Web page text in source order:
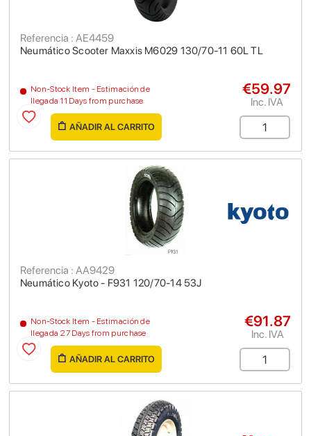
Neumático Scooter Maxxis M6029 130/70-11 60L TL
Referencia : AE4459
Non-Stock Item - Estimación de
llegada 11 Days from purchase
€59.97
Inc. IVA
AÑADIR AL CARRITO
Neumático Kyoto - F931 120/70-14 53J
Referencia : AA9429
Non-Stock Item - Estimación de
llegada 27 Days from purchase
€91.87
Inc. IVA
AÑADIR AL CARRITO